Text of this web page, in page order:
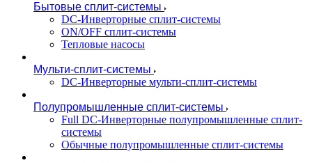
Бытовые сплит-системы
DC-Инверторные сплит-системы
ON/OFF сплит-системы
Тепловые насосы
Мульти-сплит-системы
DC-Инверторные мульти-сплит-системы
Полупромышленные сплит-системы
Full DC-Инверторные полупромышленные сплит-
системы
Обычные полупромышленные сплит-системы